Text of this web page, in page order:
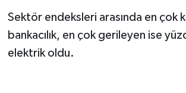
Sektör endeksleri arasında en çok
bankacılık, en çok gerileyen ise
elektrik oldu.